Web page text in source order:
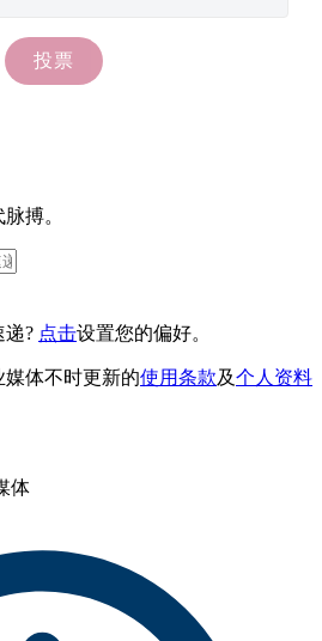
搏。
递? 点击设置您的偏好。
体不时更新的使用条款及个人资料
体